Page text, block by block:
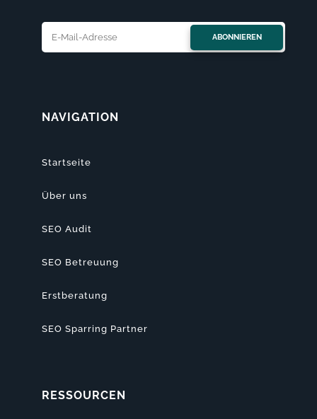
ABONNIEREN
NAVIGATION
Startseite
Über uns
SEO Audit
SEO Betreuung
Erstberatung
SEO Sparring Partner
RESSOURCEN